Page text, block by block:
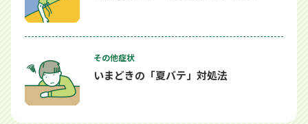
その他症状
いまどきの「夏バテ」対処法